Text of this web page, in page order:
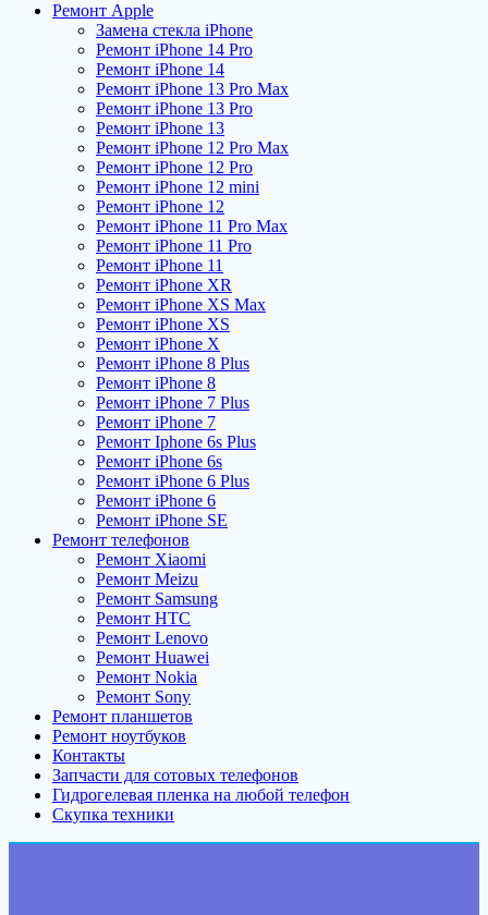
Ремонт Apple
Замена стекла iPhone
Ремонт iPhone 14 Pro
Ремонт iPhone 14
Ремонт iPhone 13 Pro Max
Ремонт iPhone 13 Pro
Ремонт iPhone 13
Ремонт iPhone 12 Pro Max
Ремонт iPhone 12 Pro
Ремонт iPhone 12 mini
Ремонт iPhone 12
Ремонт iPhone 11 Pro Max
Ремонт iPhone 11 Pro
Ремонт iPhone 11
Ремонт iPhone XR
Ремонт iPhone XS Max
Ремонт iPhone XS
Ремонт iPhone X
Ремонт iPhone 8 Plus
Ремонт iPhone 8
Ремонт iPhone 7 Plus
Ремонт iPhone 7
Ремонт Iphone 6s Plus
Ремонт iPhone 6s
Ремонт iPhone 6 Plus
Ремонт iPhone 6
Ремонт iPhone SE
Ремонт телефонов
Ремонт Xiaomi
Ремонт Meizu
Ремонт Samsung
Ремонт HTC
Ремонт Lenovo
Ремонт Huawei
Ремонт Nokia
Ремонт Sony
Ремонт планшетов
Ремонт ноутбуков
Контакты
Запчасти для сотовых телефонов
Гидрогелевая пленка на любой телефон
Скупка техники